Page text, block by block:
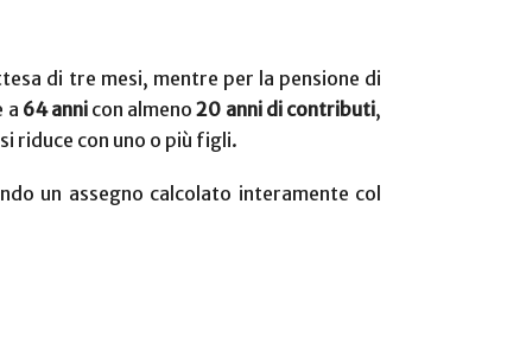
di tre mesi, mentre per la pensione di
a 64 annicon almeno20 anni di contributi,
riduce con uno o più figli.
un assegno calcolato interamente col